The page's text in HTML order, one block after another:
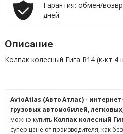
Гарантия: обмен/
дней
Описание
Колпак колесный Гига R14 (к-кт 4
AvtoAtlas (Авто Атлас) -
грузовых автомобилей,
можно купить Колпак колесный
супер цене от производителя, как